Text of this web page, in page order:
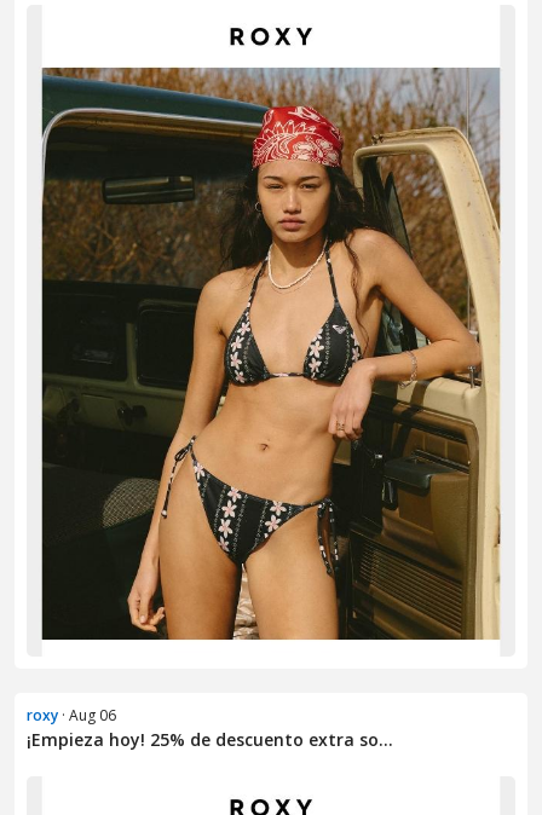
roxy · Aug 06
¡Empieza hoy! 25% de descuento extra so...